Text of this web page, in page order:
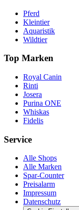
Pferd
Kleintier
Aquaristik
Wildtier
Top Marken
Royal Canin
Rinti
Josera
Purina ONE
Whiskas
Fidelis
Service
Alle Shops
Alle Marken
Spar-Counter
Preisalarm
Impressum
Datenschutz